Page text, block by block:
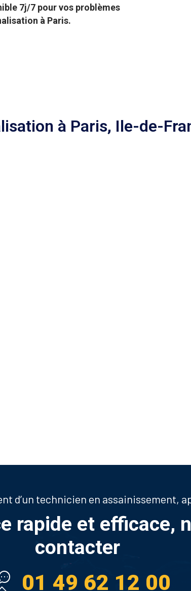
7j/7 pour vos problèmes
à Paris.
à Paris, Ile-de-
d’un technicien en assainissement,
rapide et efficace,
contacter
01 49 62 12 00